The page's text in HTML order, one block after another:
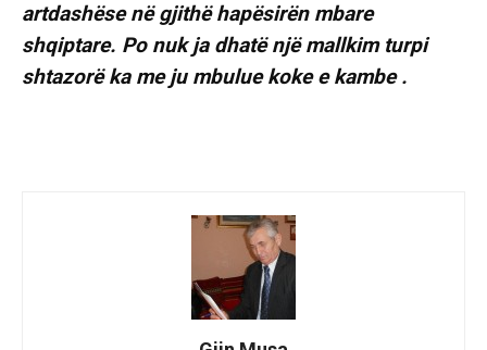
artdashëse në gjithë hapësirën mbare
shqiptare. Po nuk ja dhatë një mallkim turpi
shtazorë ka me ju mbulue koke e kambe .